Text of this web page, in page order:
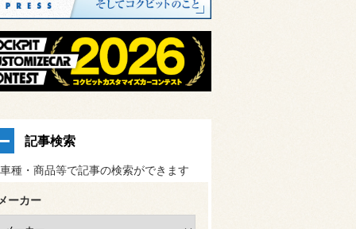
記事検索
種・商品等で記事の検索ができます
ーカー